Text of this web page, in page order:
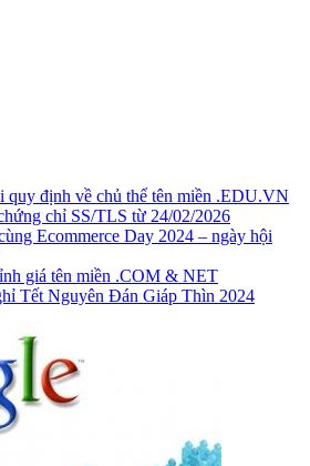
quy định về chủ thể tên miền .EDU.VN
chỉ SS/TLS từ 24/02/2026
Ecommerce Day 2024 – ngày hội
giá tên miền .COM & NET
Tết Nguyên Đán Giáp Thìn 2024